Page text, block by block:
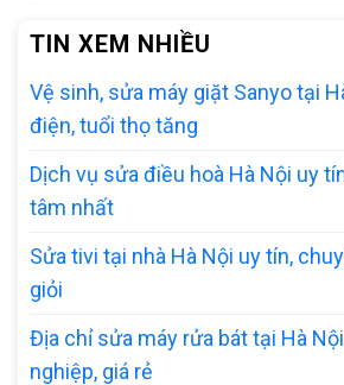
TIN XEM NHIỀU
Vệ sinh, sửa máy giặt Sanyo tại
điện, tuổi thọ tăng
Dịch vụ sửa điều hoà Hà Nội uy
tâm nhất
Sửa tivi tại nhà Hà Nội uy tín,
giỏi
Địa chỉ sửa máy rửa bát tại Hà
nghiệp, giá rẻ